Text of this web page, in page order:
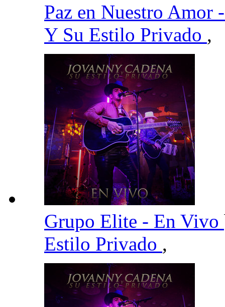
Paz en Nuestro
Y Su Estilo Privado ,
Grupo Elite - En Vivo
Estilo Privado ,